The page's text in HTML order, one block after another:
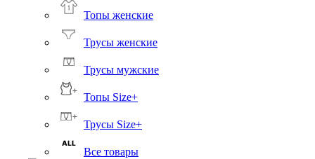
Топы женские
Трусы женские
Трусы мужские
Топы Size+
Трусы Size+
Все товары